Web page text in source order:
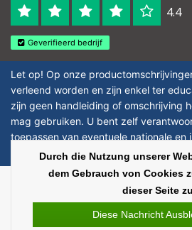
4.4
Geverifieerd bedrijf
Let op! Op onze
verleend worden en zijn enkel ter
zijn geen handleiding of omschrijving
mag gebruiken. U bent zelf
toepassen van eventuele nationale en
omtrent het gebruik van chemicaliën.
InStijl Media |
Durch die Nutzung unserer
dem Gebrauch von Cookies
dieser Seite
Diese Nachricht